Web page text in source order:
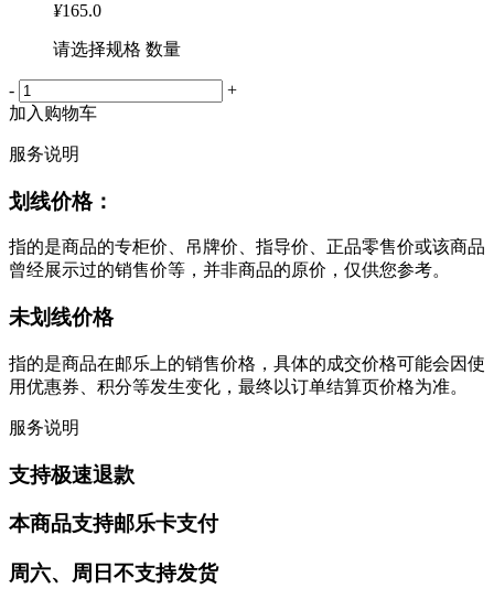
¥165.0
请选择规格 数量
-
+
加入购物车
服务说明
划线价格：
指的是商品的专柜价、吊牌价、指导价、正品零售价或该商品
曾经展示过的销售价等，并非商品的原价，仅供您参考。
未划线价格
指的是商品在邮乐上的销售价格，具体的成交价格可能会因使
用优惠券、积分等发生变化，最终以订单结算页价格为准。
服务说明
支持极速退款
本商品支持邮乐卡支付
周六、周日不支持发货